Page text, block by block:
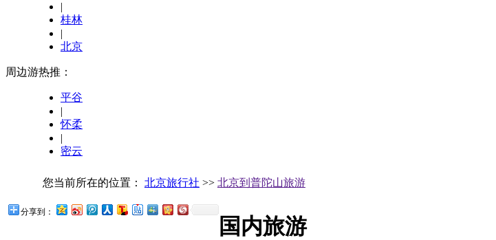
|
桂林
|
北京
周边游热推：
平谷
|
怀柔
|
密云
您当前所在的位置： 北京旅行社 >> 北京到普陀山旅游
分享到：
国内旅游